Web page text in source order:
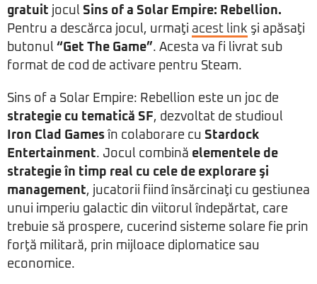
gratuit jocul Sins of a Solar Empire: Rebellion.
Pentru a descărca jocul, urmaţi acest link şi apăsaţi
butonul “Get The Game”. Acesta va fi livrat sub
format de cod de activare pentru Steam.
Sins of a Solar Empire: Rebellion este un joc de
strategie cu tematică SF, dezvoltat de studioul
Iron Clad Games în colaborare cu Stardock
Entertainment. Jocul combină elementele de
strategie în timp real cu cele de explorare şi
management, jucatorii fiind însărcinaţi cu gestiunea
unui imperiu galactic din viitorul îndepărtat, care
trebuie să prospere, cucerind sisteme solare fie prin
forţă militară, prin mijloace diplomatice sau
economice.